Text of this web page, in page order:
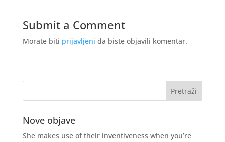
Submit a Comment
Morate biti prijavljeni da biste objavili komentar.
Nove objave
She makes use of their inventiveness when you’re